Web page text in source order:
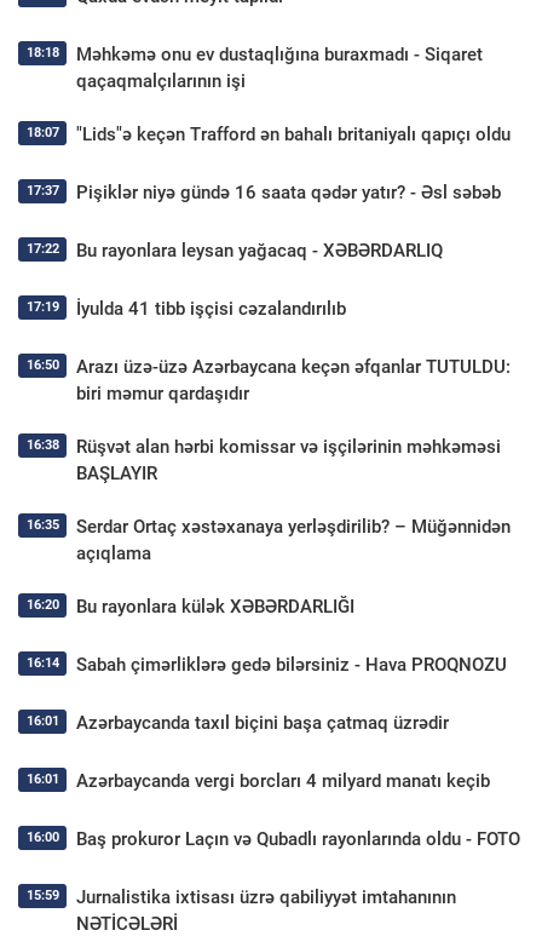
18:18
Məhkəmə onu ev dustaqlığına buraxmadı - Siqaret
qaçaqmalçılarının işi
18:07 "Lids"ə keçən Trafford ən bahalı britaniyalı qapıçı oldu
17:37 Pişiklər niyə gündə 16 saata qədər yatır? - Əsl səbəb
17:22 Bu rayonlara leysan yağacaq - XƏBƏRDARLIQ
17:19 İyulda 41 tibb işçisi cəzalandırılıb
16:50
Arazı üzə-üzə Azərbaycana keçən əfqanlar TUTULDU:
biri məmur qardaşıdır
16:38
Rüşvət alan hərbi komissar və işçilərinin məhkəməsi
BAŞLAYIR
16:35
Serdar Ortaç xəstəxanaya yerləşdirilib? – Müğənnidən
açıqlama
16:20 Bu rayonlara külək XƏBƏRDARLIĞI
16:14 Sabah çimərliklərə gedə bilərsiniz - Hava PROQNOZU
16:01 Azərbaycanda taxıl biçini başa çatmaq üzrədir
16:01 Azərbaycanda vergi borcları 4 milyard manatı keçib
16:00 Baş prokuror Laçın və Qubadlı rayonlarında oldu - FOTO
15:59
Jurnalistika ixtisası üzrə qabiliyyət imtahanının
NƏTİCƏLƏRİ